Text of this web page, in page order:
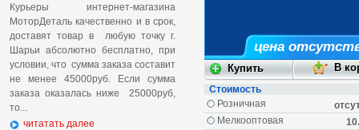
Курьеры интернет-магазина
МоторДеталь качественно и в срок,
доставят товар в любую точку г.
Шарьи абсолютно бесплатно, при
условии, что сумма заказа составит
не менее 45000руб. Если сумма
заказа оказалась ниже 25000руб,
то...
читатать далее
цена
Стоимость
Розничная
Мелкооптовая